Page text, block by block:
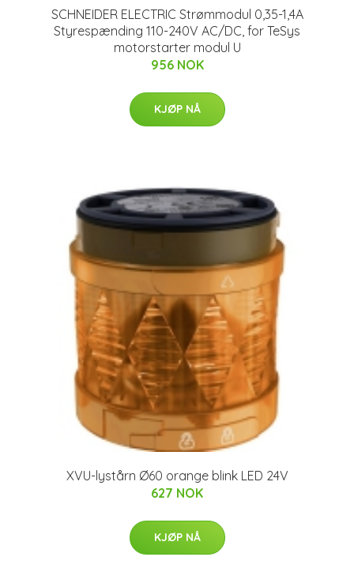
SCHNEIDER ELECTRIC Strømmodul 0,35-1,4A
Styrespænding 110-240V AC/DC, for TeSys
motorstarter modul U
956 NOK
KJØP NÅ
XVU-lystårn Ø60 orange blink LED 24V
627 NOK
KJØP NÅ